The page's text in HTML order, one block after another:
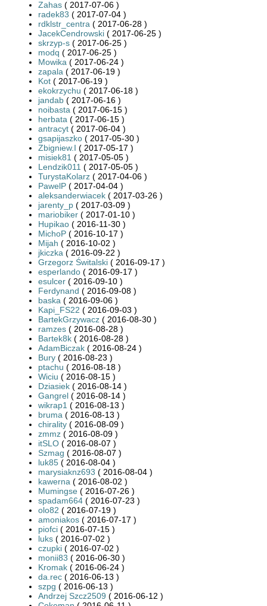
Zahas ( 2017-07-06 )
radek83 ( 2017-07-04 )
rdklstr_centra ( 2017-06-28 )
JacekCendrowski ( 2017-06-25 )
skrzyp-s ( 2017-06-25 )
modq ( 2017-06-25 )
Mowika ( 2017-06-24 )
zapala ( 2017-06-19 )
Kot ( 2017-06-19 )
ekokrzychu ( 2017-06-18 )
jandab ( 2017-06-16 )
noibasta ( 2017-06-15 )
herbata ( 2017-06-15 )
antracyt ( 2017-06-04 )
gsapijaszko ( 2017-05-30 )
Zbigniew.I ( 2017-05-17 )
misiek81 ( 2017-05-05 )
Lendzik011 ( 2017-05-05 )
TurystaKolarz ( 2017-04-06 )
PawelP ( 2017-04-04 )
aleksanderwiacek ( 2017-03-26 )
jarenty_p ( 2017-03-09 )
mariobiker ( 2017-01-10 )
Hupikao ( 2016-11-30 )
MichoP ( 2016-10-17 )
Mijah ( 2016-10-02 )
jkiczka ( 2016-09-22 )
Grzegorz Świtalski ( 2016-09-17 )
esperlando ( 2016-09-17 )
esulcer ( 2016-09-10 )
Ferdynand ( 2016-09-08 )
baska ( 2016-09-06 )
Kapi_FS22 ( 2016-09-03 )
BartekGrzywacz ( 2016-08-30 )
ramzes ( 2016-08-28 )
Bartek8k ( 2016-08-28 )
AdamBiczak ( 2016-08-24 )
Bury ( 2016-08-23 )
ptachu ( 2016-08-18 )
Wiciu ( 2016-08-15 )
Dziasiek ( 2016-08-14 )
Gangrel ( 2016-08-14 )
wikrap1 ( 2016-08-13 )
bruma ( 2016-08-13 )
chirality ( 2016-08-09 )
zmmz ( 2016-08-09 )
itSLO ( 2016-08-07 )
Szmag ( 2016-08-07 )
luk85 ( 2016-08-04 )
marysiaknz693 ( 2016-08-04 )
kawerna ( 2016-08-02 )
Mumingse ( 2016-07-26 )
spadam664 ( 2016-07-23 )
olo82 ( 2016-07-19 )
amoniakos ( 2016-07-17 )
piofci ( 2016-07-15 )
luks ( 2016-07-02 )
czupki ( 2016-07-02 )
monii83 ( 2016-06-30 )
Kromak ( 2016-06-24 )
da.rec ( 2016-06-13 )
szpg ( 2016-06-13 )
Andrzej Szcz2509 ( 2016-06-12 )